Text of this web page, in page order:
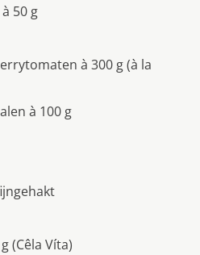
50 g
à 300 g (à la
à 100 g
(Cêla Víta)